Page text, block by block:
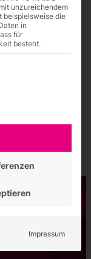
unzureichendem
beispielsweise die
in
für
besteht.
die eine
Impressum